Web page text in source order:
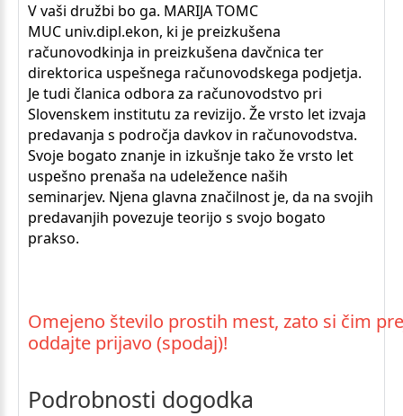
V vaši družbi bo ga. MARIJA TOMC
MUC univ.dipl.ekon, ki je preizkušena
računovodkinja in preizkušena davčnica ter
direktorica uspešnega računovodskega podjetja.
Je tudi članica odbora za računovodstvo pri
Slovenskem institutu za revizijo. Že vrsto let izvaja
predavanja s področja davkov in računovodstva.
Svoje bogato znanje in izkušnje tako že vrsto let
uspešno prenaša na udeležence naših
seminarjev. Njena glavna značilnost je, da na svojih
predavanjih povezuje teorijo s svojo bogato
prakso.
Omejeno število prostih mest, zato si čim
oddajte prijavo (spodaj)!
Podrobnosti dogodka